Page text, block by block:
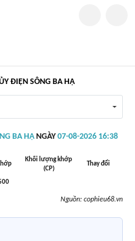
ĐIỆN SÔNG BA HẠ
BA HẠ NGÀY 07-08-2026 16:38
Khối lượng khớp
(CP)
Thay đổi
Nguồn: cophieu68.vn